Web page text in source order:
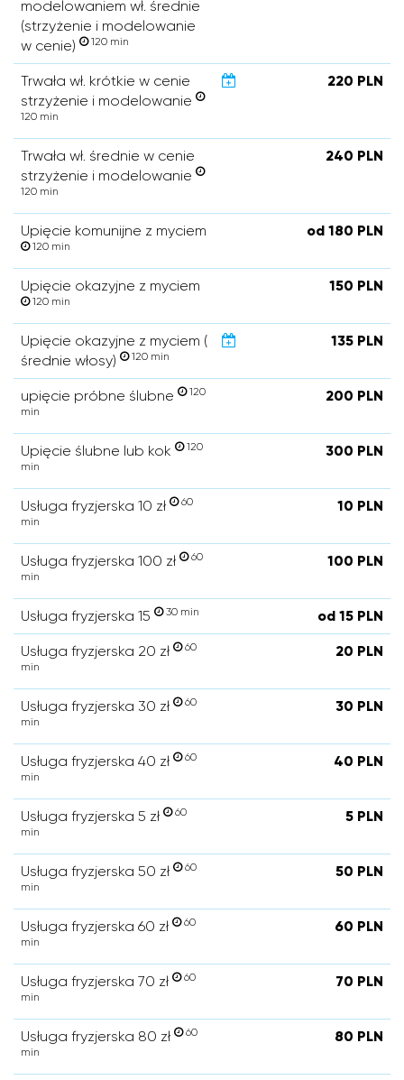
modelowaniem wł. średnie
(strzyżenie i modelowanie
w cenie)
120 min
Trwała wł. krótkie w cenie
strzyżenie i modelowanie
120 min
220 PLN
Trwała wł. średnie w cenie
strzyżenie i modelowanie
120 min
240 PLN
Upięcie komunijne z myciem
120 min
od 180 PLN
Upięcie okazyjne z myciem
120 min
150 PLN
Upięcie okazyjne z myciem (
średnie włosy)
120 min
135 PLN
upięcie próbne ślubne
120
min
200 PLN
Upięcie ślubne lub kok
120
min
300 PLN
Usługa fryzjerska 10 zł
60
min
10 PLN
Usługa fryzjerska 100 zł
60
min
100 PLN
Usługa fryzjerska 15 30 min od 15 PLN
Usługa fryzjerska 20 zł
60
min
20 PLN
Usługa fryzjerska 30 zł
60
min
30 PLN
Usługa fryzjerska 40 zł
60
min
40 PLN
Usługa fryzjerska 5 zł
60
min
5 PLN
Usługa fryzjerska 50 zł
60
min
50 PLN
Usługa fryzjerska 60 zł
60
min
60 PLN
Usługa fryzjerska 70 zł
60
min
70 PLN
Usługa fryzjerska 80 zł
60
min
80 PLN